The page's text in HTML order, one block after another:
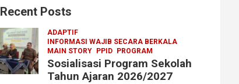
Recent Posts
ADAPTIF
INFORMASI WAJIB SECARA BERKALA
MAIN STORY
PPID PROGRAM
Sosialisasi Program Sekolah
Tahun Ajaran 2026/2027